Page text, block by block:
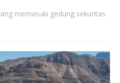
memasuki gedung sekuritas.